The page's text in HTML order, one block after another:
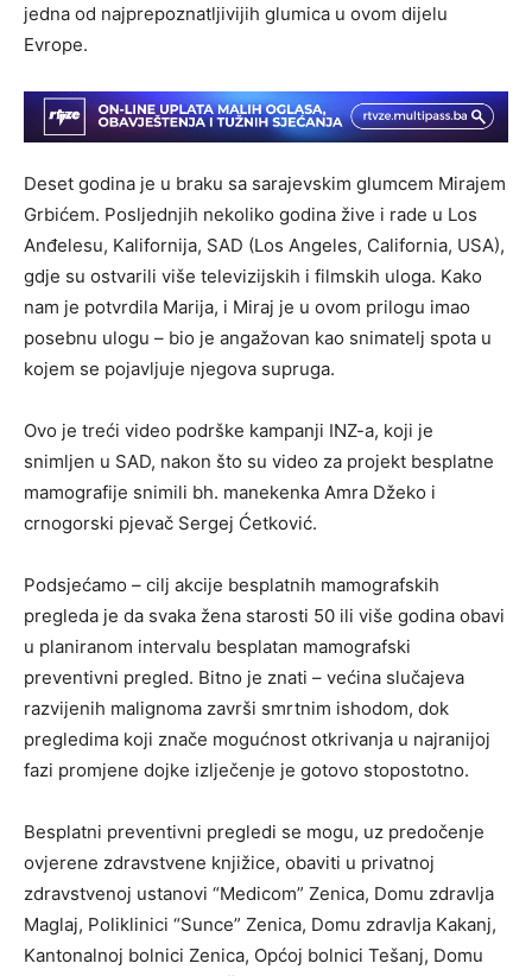
jedna od najprepoznatljivijih glumica u ovom dijelu
Evrope.
Deset godina je u braku sa sarajevskim glumcem Mirajem
Grbićem. Posljednjih nekoliko godina žive i rade u Los
Anđelesu, Kalifornija, SAD (Los Angeles, California, USA),
gdje su ostvarili više televizijskih i filmskih uloga. Kako
nam je potvrdila Marija, i Miraj je u ovom prilogu imao
posebnu ulogu – bio je angažovan kao snimatelj spota u
kojem se pojavljuje njegova supruga.
Ovo je treći video podrške kampanji INZ-a, koji je
snimljen u SAD, nakon što su video za projekt besplatne
mamografije snimili bh. manekenka Amra Džeko i
crnogorski pjevač Sergej Ćetković.
Podsjećamo – cilj akcije besplatnih mamografskih
pregleda je da svaka žena starosti 50 ili više godina obavi
u planiranom intervalu besplatan mamografski
preventivni pregled. Bitno je znati – većina slučajeva
razvijenih malignoma završi smrtnim ishodom, dok
pregledima koji znače mogućnost otkrivanja u najranijoj
fazi promjene dojke izlječenje je gotovo stopostotno.
Besplatni preventivni pregledi se mogu, uz predočenje
ovjerene zdravstvene knjižice, obaviti u privatnoj
zdravstvenoj ustanovi “Medicom” Zenica, Domu zdravlja
Maglaj, Poliklinici “Sunce” Zenica, Domu zdravlja Kakanj,
Kantonalnoj bolnici Zenica, Općoj bolnici Tešanj, Domu